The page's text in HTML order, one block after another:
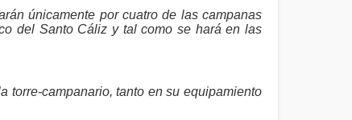
únicamente por cuatro de las campanas
del Santo Cáliz y tal como se hará en las
torre-campanario, tanto en su equipamiento